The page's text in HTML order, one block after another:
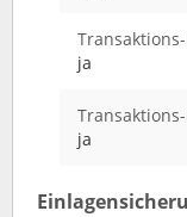
ja
ja